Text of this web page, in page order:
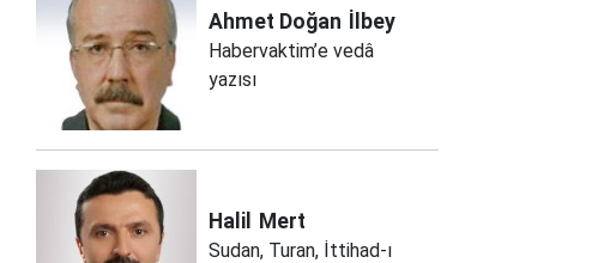
Ahmet Doğan İlbey
Habervaktim’e vedâ
yazısı
Halil Mert
Sudan, Turan, İttihad-ı